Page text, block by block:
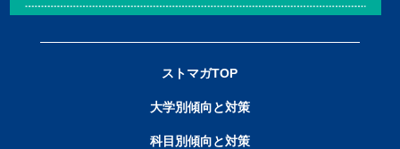
ストマガTOP
大学別傾向と対策
科目別傾向と対策